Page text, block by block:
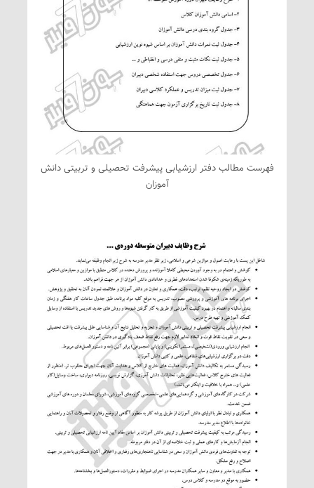
فهرست مطالب دفتر ارزشیابی پیشرفت تحصیلی و تربیتی دانش
آموزان